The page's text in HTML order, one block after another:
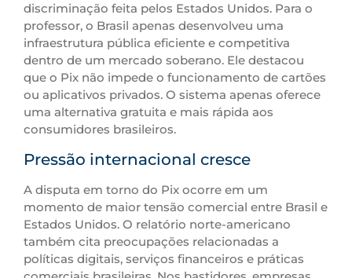
discriminação feita pelos Estados Unidos. Para o
professor, o Brasil apenas desenvolveu uma
infraestrutura pública eficiente e competitiva
dentro de um mercado soberano. Ele destacou
que o Pix não impede o funcionamento de cartões
ou aplicativos privados. O sistema apenas oferece
uma alternativa gratuita e mais rápida aos
consumidores brasileiros.
Pressão internacional cresce
A disputa em torno do Pix ocorre em um
momento de maior tensão comercial entre Brasil e
Estados Unidos. O relatório norte-americano
também cita preocupações relacionadas a
políticas digitais, serviços financeiros e práticas